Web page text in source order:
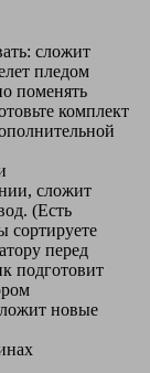
сложит
пледом
поменять
комплект
сложит
(Есть
сортируете
перед
подготовит
новые